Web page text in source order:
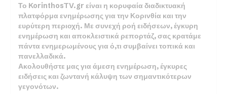
Το KorinthosTV.gr είναι η κορυφαία διαδικτυακή
πλατφόρμα ενημέρωσης για την Κορινθία και την
ευρύτερη περιοχή. Με συνεχή ροή ειδήσεων, έγκυρη
ενημέρωση και αποκλειστικά ρεπορτάζ, σας κρατάμε
πάντα ενημερωμένους για ό,τι συμβαίνει τοπικά και
πανελλαδικά.
Ακολουθήστε μας για άμεση ενημέρωση, έγκυρες
ειδήσεις και ζωντανή κάλυψη των σημαντικότερων
γεγονότων.